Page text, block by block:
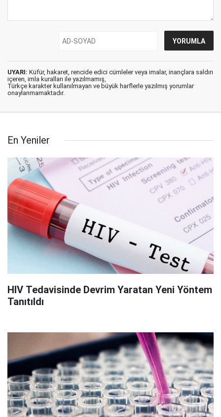
UYARI: Küfür, hakaret, rencide edici cümleler veya imalar, inançlara saldırı
içeren, imla kuralları ile yazılmamış,
Türkçe karakter kullanılmayan ve büyük harflerle yazılmış yorumlar
onaylanmamaktadır.
En Yeniler
HIV Tedavisinde Devrim Yaratan Yeni Yöntem
Tanıtıldı